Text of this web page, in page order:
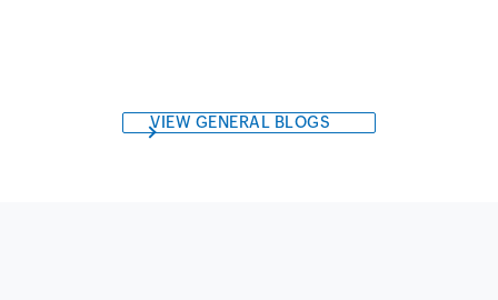
VIEW GENERAL BLOGS